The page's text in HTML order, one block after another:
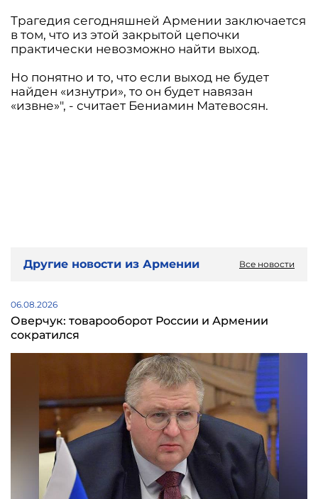
Трагедия сегодняшней Армении заключается
в том, что из этой закрытой цепочки
практически невозможно найти выход.
Но понятно и то, что если выход не будет
найден «изнутри», то он будет навязан
«извне»", - считает Бениамин Матевосян.
Другие новости из Армении Все новости
06.08.2026
Оверчук: товарооборот России и Армении
сократился